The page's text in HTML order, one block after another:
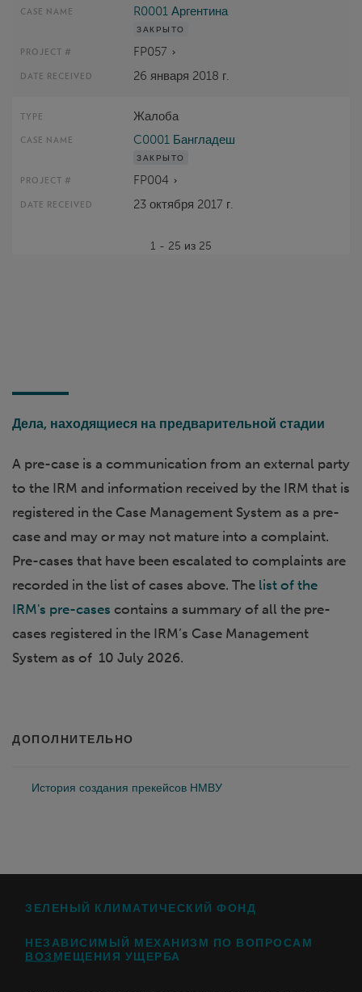
R0001 Аргентина
ЗАКРЫТО
FP057
26 января 2018 г.
Жалоба
C0001 Бангладеш
ЗАКРЫТО
FP004
23 октября 2017 г.
1 - 25 из 25
Дела, находящиеся на предварительной стадии
A pre-case is a communication from an external party
to the IRM and information received by the IRM that is
registered in the Case Management System as a pre-
case and may or may not mature into a complaint.
Pre-cases that have been escalated to complaints are
recorded in the list of cases above. The list of the
IRM's pre-cases contains a summary of all the pre-
cases registered in the IRM’s Case Management
System as of 10 July 2026.
ДОПОЛНИТЕЛЬНО
История создания прекейсов НМВУ
ЗЕЛЕНЫЙ КЛИМАТИЧЕСКИЙ ФОНД
НЕЗАВИСИМЫЙ МЕХАНИЗМ ПО ВОПРОСАМ
ВОЗМЕЩЕНИЯ УЩЕРБА